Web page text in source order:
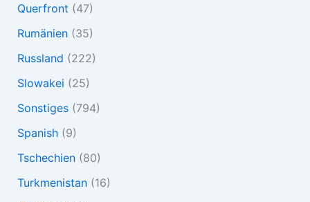
Querfront (47)
Rumänien(35)
Russland (222)
Slowakei (25)
Sonstiges(794)
Spanish(9)
Tschechien(80)
Turkmenistan(16)